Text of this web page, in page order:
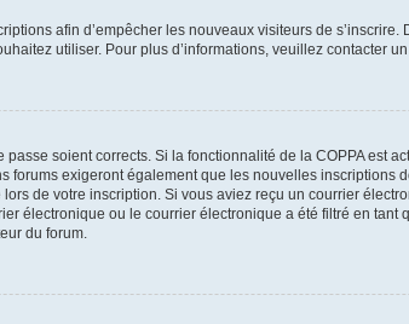
afin d’empêcher les nouveaux visiteurs de
utiliser. Pour plus d’informations, veuillez contacter
soient corrects. Si la fonctionnalité de la COPPA est
forums exigeront également que les nouvelles inscriptions
de votre inscription. Si vous aviez reçu un courrier
électronique ou le courrier électronique a été filtré en
du forum.